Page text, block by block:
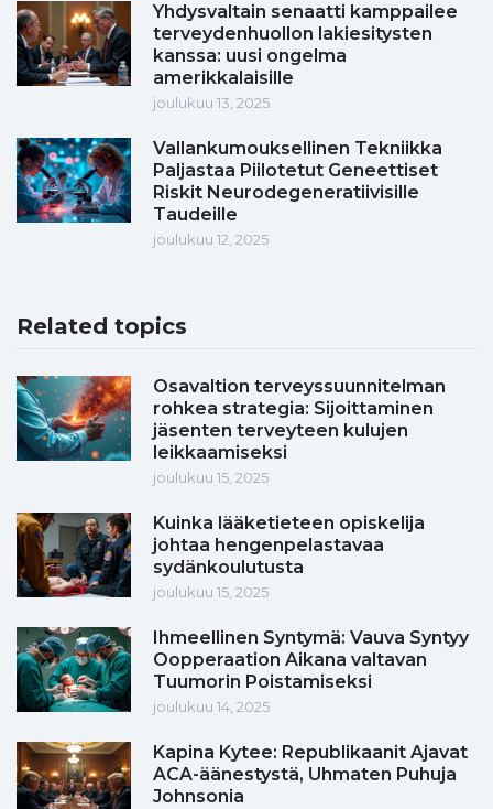
Yhdysvaltain senaatti kamppailee
terveydenhuollon lakiesitysten
kanssa: uusi ongelma
amerikkalaisille
joulukuu 13, 2025
Vallankumouksellinen Tekniikka
Paljastaa Piilotetut Geneettiset
Riskit Neurodegeneratiivisille
Taudeille
joulukuu 12, 2025
Related topics
Osavaltion terveyssuunnitelman
rohkea strategia: Sijoittaminen
jäsenten terveyteen kulujen
leikkaamiseksi
joulukuu 15, 2025
Kuinka lääketieteen opiskelija
johtaa hengenpelastavaa
sydänkoulutusta
joulukuu 15, 2025
Ihmeellinen Syntymä: Vauva Syntyy
Oopperaation Aikana valtavan
Tuumorin Poistamiseksi
joulukuu 14, 2025
Kapina Kytee: Republikaanit Ajavat
ACA-äänestystä, Uhmaten Puhuja
Johnsonia